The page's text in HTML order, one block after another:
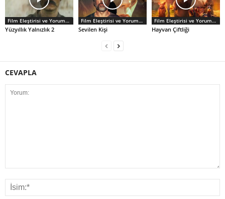
Film Eleştirisi ve Yorumlar
Yüzyıllık Yalnızlık 2
Film Eleştirisi ve Yorumlar
Sevilen Kişi
Film Eleştirisi ve Yorumlar
Hayvan Çiftliği
CEVAPLA